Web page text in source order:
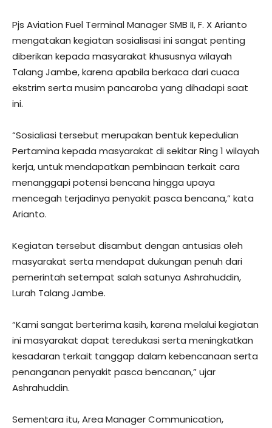
Pjs Aviation Fuel Terminal Manager SMB II, F. X Arianto
mengatakan kegiatan sosialisasi ini sangat penting
diberikan kepada masyarakat khususnya wilayah
Talang Jambe, karena apabila berkaca dari cuaca
ekstrim serta musim pancaroba yang dihadapi saat
ini.
“Sosialiasi tersebut merupakan bentuk kepedulian
Pertamina kepada masyarakat di sekitar Ring 1 wilayah
kerja, untuk mendapatkan pembinaan terkait cara
menanggapi potensi bencana hingga upaya
mencegah terjadinya penyakit pasca bencana,” kata
Arianto.
Kegiatan tersebut disambut dengan antusias oleh
masyarakat serta mendapat dukungan penuh dari
pemerintah setempat salah satunya Ashrahuddin,
Lurah Talang Jambe.
“Kami sangat berterima kasih, karena melalui kegiatan
ini masyarakat dapat teredukasi serta meningkatkan
kesadaran terkait tanggap dalam kebencanaan serta
penanganan penyakit pasca bencanan,” ujar
Ashrahuddin.
Sementara itu, Area Manager Communication,